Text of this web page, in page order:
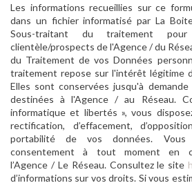
Les informations recueillies sur ce
dans un fichier informatisé par La
Sous-traitant du traitement
clientèle/prospects de l'Agence / du
du Traitement de vos Données
traitement repose sur l'intérêt légitime
Elles sont conservées jusqu'à
destinées à l'Agence / au Réseau.
informatique et libertés », vous
rectification, d’effacement,
portabilité de vos données.
consentement à tout moment en
l’Agence / Le Réseau. Consultez le site
d’informations sur vos droits. Si vous